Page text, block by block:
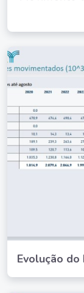
Evolução